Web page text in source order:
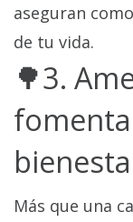
aseguran
de tu vida.
🌳3.
Más que una